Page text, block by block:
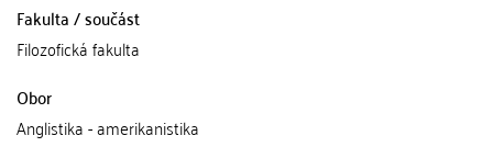
Fakulta / součást
Filozofická fakulta
Obor
Anglistika - amerikanistika